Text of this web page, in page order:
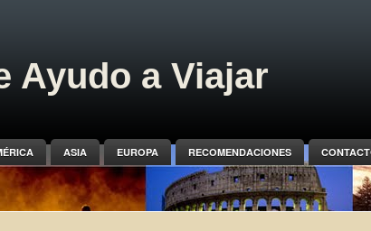
Ayudo a Viajar
ASIA EUROPA RECOMENDACIONES